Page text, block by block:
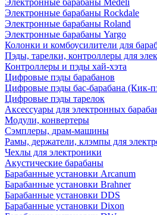
Электронные барабаны Medeli
Электронные барабаны Rockdale
Электронные барабаны Roland
Электронные барабаны Yargo
Колонки и комбоусилители для
Пэды, тарелки, контроллеры для
Контроллеры и пэды хай-хэта
Цифровые пэды барабанов
Цифровые пэды бас-барабана (Кик-
Цифровые пэды тарелок
Аксессуары для электронных
Модули, конвертеры
Сэмплеры, драм-машины
Рамы, держатели, клэмпы для
Чехлы для электроники
Акустические барабаны
Барабанные установки Arcanum
Барабанные установки Brahner
Барабанные установки DDS
Барабанные установки Dixon